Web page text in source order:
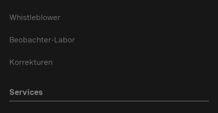
Whistleblower
Beobachter-Labor
Korrekturen
Services